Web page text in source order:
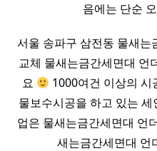
음에는 단순
서울 송파구 삼전동 물새는
교체 물새는금간세면대 언
요
1000여건 이상의 시
물보수시공을 하고 있는
업은 물새는금간세면대 언
새는금간세면대 언